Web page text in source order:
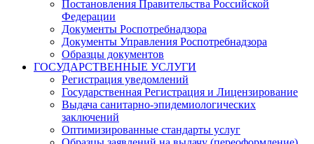
Постановления Правительства Российской
Федерации
Документы Роспотребнадзора
Документы Управления Роспотребнадзора
Образцы документов
ГОСУДАРСТВЕННЫЕ УСЛУГИ
Регистрация уведомлений
Государственная Регистрация и Лицензирование
Выдача санитарно-эпидемиологических
заключений
Оптимизированные стандарты услуг